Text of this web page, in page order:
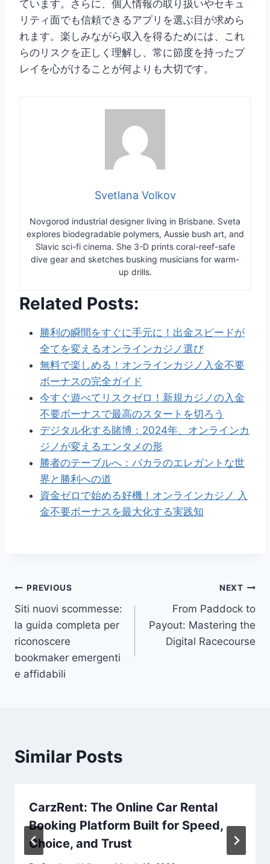
ています。さらに、個人情報の取り扱いやセキュ
リティ面でも信頼できるアプリを選ぶ目が求めら
れます。楽しみながら収入を得るためには、これ
らのリスクを正しく理解し、常に節度を持ったプ
レイを心がけることが何よりも大切です。
Svetlana Volkov
Novgorod industrial designer living in Brisbane. Sveta
explores biodegradable polymers, Aussie bush art, and
Slavic sci-fi cinema. She 3-D prints coral-reef-safe
dive gear and sketches busking musicians for warm-
up drills.
Related Posts:
勝利の瞬間をすぐに手元に！出金スピードが
全てを変えるオンラインカジノ選び
無料で楽しめる！オンラインカジノ入金不要
ボーナスの完全ガイド
今すぐ遊べてリスクゼロ！新規カジノの入金
不要ボーナスで最高のスタートを切ろう
デジタル化する賭博：2024年、オンラインカ
ジノが変えるエンタメの形
勝者のテーブルへ：バカラのエレガントな世
界と勝利への道
資金ゼロで始める好機！オンラインカジノ 入
金不要ボーナスを最大化する実践知
Post
navigation
PREVIOUS
Siti nuovi scommesse:
la guida completa per
riconoscere
bookmaker emergenti
e affidabili
NEXT
From Paddock to
Payout: Mastering the
Digital Racecourse
Similar Posts
CarzRent: The Online Car Rental
Booking Platform Built for Speed,
Choice, and Trust